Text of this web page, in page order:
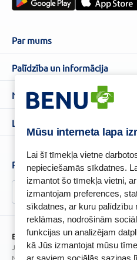
Mūsu interneta lapa
Lai šī tīmekļa vietne
nepieciešamās sīkdatnes.
izmantot šo tīmekļa vietni,
izmantojam preferences,
sīkdatnes, ar kuru palīdzību
reklāmas, nodrošinām
funkcijas un analizējam
kā Jūs izmantojat mūsu
ar saviem sociālās saziņas
Par mums
Par BENU
Benu Blogs
Aptiekas
Palīdzība un informācija
BENU Aptieka kontakti
Piegāde
Biežāk uzdotie jautājumi
Noteikumi
Lietošanas noteikumi
Atteikuma tiesību veidlapa
Privātuma politika
Sīkfailu politika
Videonovērošanas politika
Lojalitātes programma
Senioru priekšrocības
Īpašās priekšrocības
BENU lietotne
BENU lojalitātes programmas
Piesakies un esi pirmais, kas
BENU Aptieka Latvija, SIA
Juridiskā adrese / Faktiskā adrese:
Noliktavu iela 5, Dreiliņi, Stopiņu